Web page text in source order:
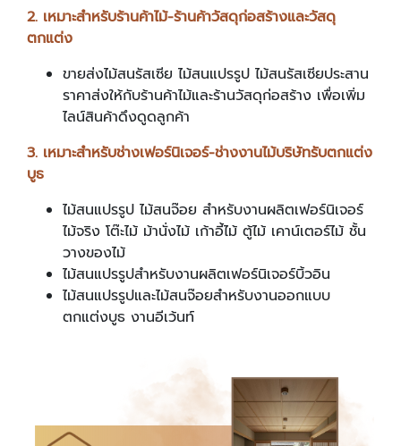
2. เหมาะสำหรับร้านค้าไม้-ร้านค้าวัสดุก่อสร้างและวัสดุ
ตกแต่ง
ขายส่งไม้สนรัสเซีย ไม้สนแปรรูป ไม้สนรัสเซียประสาน
ราคาส่งให้กับร้านค้าไม้และร้านวัสดุก่อสร้าง เพื่อเพิ่ม
ไลน์สินค้าดึงดูดลูกค้า
3. เหมาะสำหรับช่างเฟอร์นิเจอร์-ช่างงานไม้บริษัทรับตกแต่ง
บูธ
ไม้สนแปรรูป ไม้สนจ๊อย สำหรับงานผลิตเฟอร์นิเจอร์
ไม้จริง โต๊ะไม้ ม้านั่งไม้ เก้าอี้ไม้ ตู้ไม้ เคาน์เตอร์ไม้ ชั้น
วางของไม้
ไม้สนแปรรูปสำหรับงานผลิตเฟอร์นิเจอร์บิ้วอิน
ไม้สนแปรรูปและไม้สนจ๊อยสำหรับงานออกแบบ
ตกแต่งบูธ งานอีเว้นท์